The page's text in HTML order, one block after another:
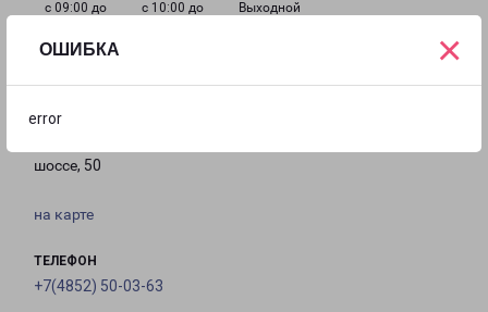
ОШИБКА
error
×
с 09:00 до
с 10:00 до
Выходной
УГЛИЧ
шоссе, 50
на карте
ТЕЛЕФОН
+7(4852) 50-03-63